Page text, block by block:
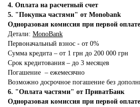
4. Оплата на расчетный счет
5. "Покупка частями" от Monobank
Одноразовая комиссия при первой
Детали: MonoBank
Первоначальный взнос - от 0%
Сумма кредита – от 1 грн до 200 000 грн
Срок кредитования – до 3 месяцев
Погашение – ежемесячно
Возможно досрочное погашение без
6. "Оплата частями" от ПриватБанк
Одноразовая комиссия при первой